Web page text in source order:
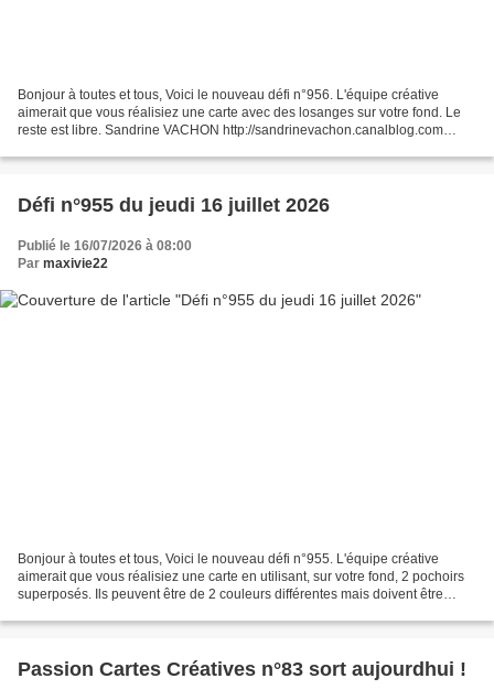
Bonjour à toutes et tous, Voici le nouveau défi n°956. L'équipe créative
aimerait que vous réalisiez une carte avec des losanges sur votre fond. Le
reste est libre. Sandrine VACHON http://sandrinevachon.canalblog.com
Défi n°955 du jeudi 16 juillet 2026
Publié le 16/07/2026 à 08:00
Par maxivie22
Bonjour à toutes et tous, Voici le nouveau défi n°955. L'équipe créative
aimerait que vous réalisiez une carte en utilisant, sur votre fond, 2 pochoirs
superposés. Ils peuvent être de 2 couleurs différentes mais doivent être
Passion Cartes Créatives n°83 sort aujourdhui !